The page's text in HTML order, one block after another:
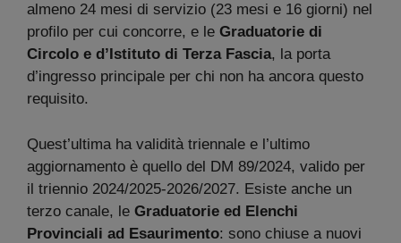
almeno 24 mesi di servizio (23 mesi e 16 giorni) nel
profilo per cui concorre, e le Graduatorie di
Circolo e d’Istituto di Terza Fascia, la porta
d’ingresso principale per chi non ha ancora questo
requisito.
Quest’ultima ha validità triennale e l’ultimo
aggiornamento è quello del DM 89/2024, valido per
il triennio 2024/2025-2026/2027. Esiste anche un
terzo canale, le Graduatorie ed Elenchi
Provinciali ad Esaurimento: sono chiuse a nuovi